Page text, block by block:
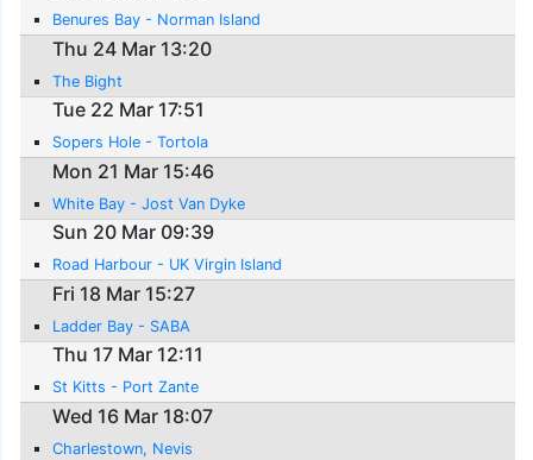
Benures Bay - Norman Island
Thu 24 Mar 13:20
The Bight
Tue 22 Mar 17:51
Sopers Hole - Tortola
Mon 21 Mar 15:46
White Bay - Jost Van Dyke
Sun 20 Mar 09:39
Road Harbour - UK Virgin Island
Fri 18 Mar 15:27
Ladder Bay - SABA
Thu 17 Mar 12:11
St Kitts - Port Zante
Wed 16 Mar 18:07
Charlestown, Nevis